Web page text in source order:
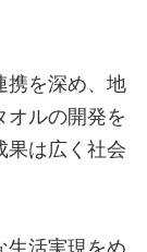
携を深め、地
オルの開発を
果は広く社会
生活実現をめ